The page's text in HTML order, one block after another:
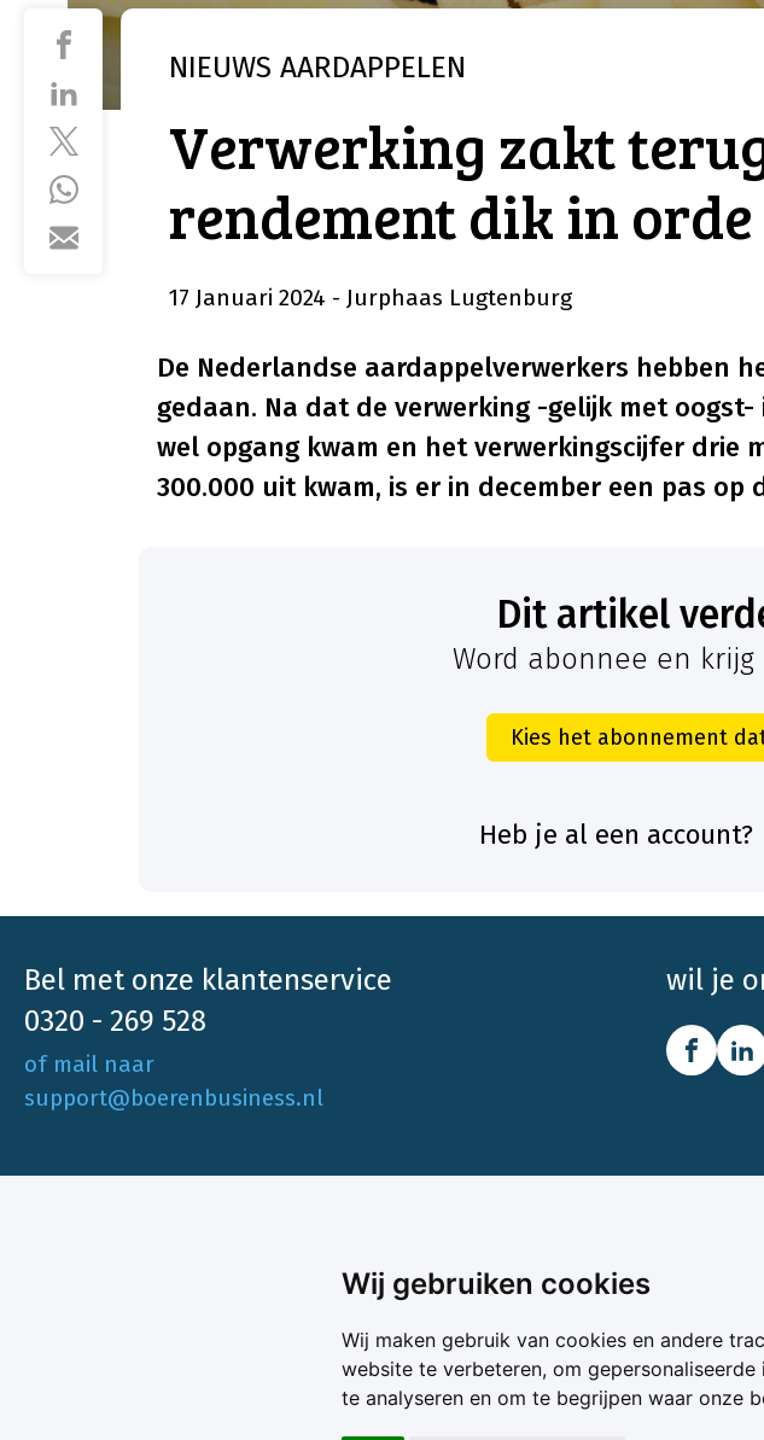
Wij gebruiken cookies
Wij maken gebruik van cookies en andere
website te verbeteren, om
te analyseren en om te begrijpen waar onze
NIEUWS AARDAPPELEN
Verwerking zakt
rendement dik in orde
17 Januari 2024 - Jurphaas Lugtenburg
De Nederlandse aardappelverwerkers hebben
gedaan. Na dat de verwerking -gelijk met oogst-
wel opgang kwam en het verwerkingscijfer drie
300.000 uit kwam, is er in december een pas op
Dit artikel
Word abonnee en
Kies het abonnement
Heb je al een account?
Bel met onze klantenservice
0320 - 269 528
of mail naar
support@boerenbusiness.nl
wil je
Boerenbusiness is je partner op het gebied
van onafhankelijke en betrouwbare
marktinformatie en -data. Elke dag opnieuw
Ons aanbod
Melk & Voer
Melkprijsvergelijker
Varkens & Voer